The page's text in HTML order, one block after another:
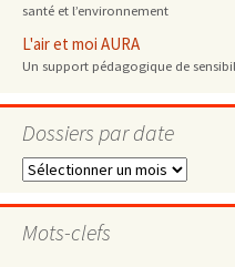
santé et l’environnement
L'air et moi AURA
Un support pédagogique de
Dossiers par date
Dossiers
date
Mots-clefs